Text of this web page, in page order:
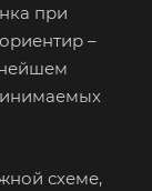
при
–
схеме,